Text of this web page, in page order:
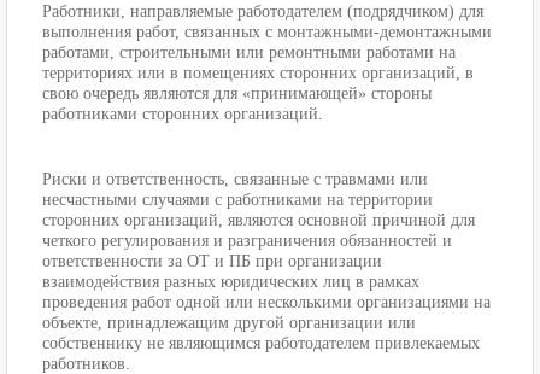
Работники, направляемые работодателем (подрядчиком) для
выполнения работ, связанных с монтажными-демонтажными
работами, строительными или ремонтными работами на
территориях или в помещениях сторонних организаций, в
свою очередь являются для «принимающей» стороны
работниками сторонних организаций.
Риски и ответственность, связанные с травмами или
несчастными случаями с работниками на территории
сторонних организаций, являются основной причиной для
четкого регулирования и разграничения обязанностей и
ответственности за ОТ и ПБ при организации
взаимодействия разных юридических лиц в рамках
проведения работ одной или несколькими организациями на
объекте, принадлежащим другой организации или
собственнику не являющимся работодателем привлекаемых
работников.